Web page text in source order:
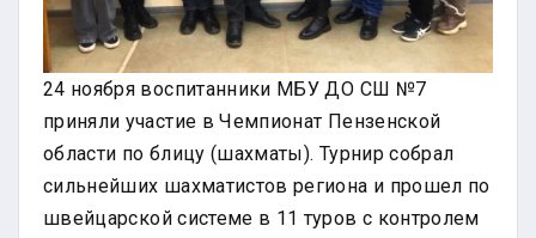
24 ноября воспитанники МБУ ДО СШ №7
приняли участие в Чемпионат Пензенской
области по блицу (шахматы). Турнир собрал
сильнейших шахматистов региона и прошел по
швейцарской системе в 11 туров с контролем